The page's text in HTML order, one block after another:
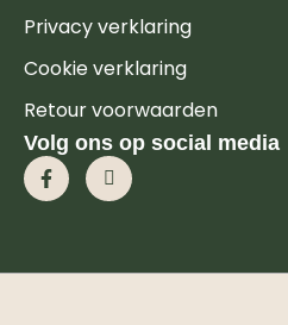
Privacy verklaring
Cookie verklaring
Retour voorwaarden
Volg ons op social media